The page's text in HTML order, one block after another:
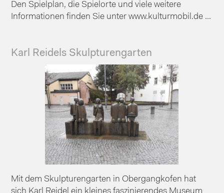
Den Spielplan, die Spielorte und viele weitere
Informationen finden Sie unter www.kulturmobil.de ...
Karl Reidels Skulpturengarten
Mit dem Skulpturengarten in Obergangkofen hat
sich Karl Reidel ein kleines faszinierendes Museum